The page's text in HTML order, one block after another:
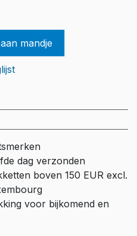
mandje
dag verzonden
boven 150 EUR excl.
voor bijkomend en